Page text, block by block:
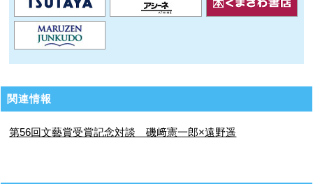
関連情報
第56回文藝賞受賞記念対談 磯﨑憲一郎×遠野遥